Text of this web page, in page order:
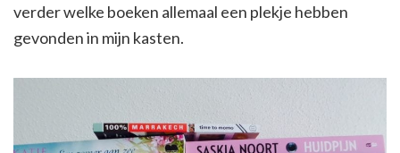
verder welke boeken allemaal een plekje hebben
gevonden in mijn kasten.